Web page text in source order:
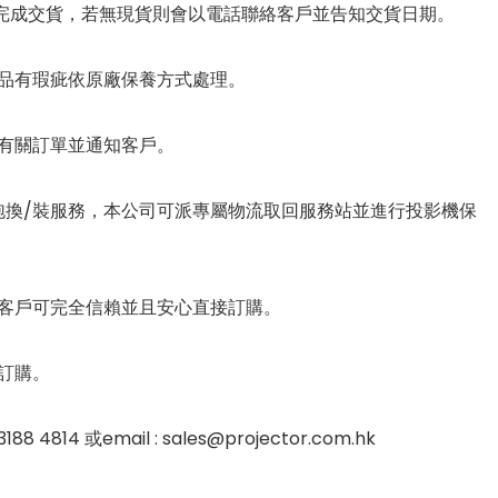
交貨，若無現貨則會以電話聯絡客戶並告知交貨日期。
瑕疵依原廠保養方式處理。
訂單並通知客戶。
/裝服務，本公司可派專屬物流取回服務站並進行投影機保
可完全信賴並且安心直接訂購。
。
4814 或email : sales@projector.com.hk